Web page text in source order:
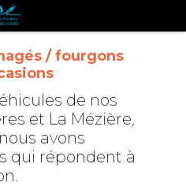
/ fourgons
de nos
et La Mézière,
avons
qui répondent à